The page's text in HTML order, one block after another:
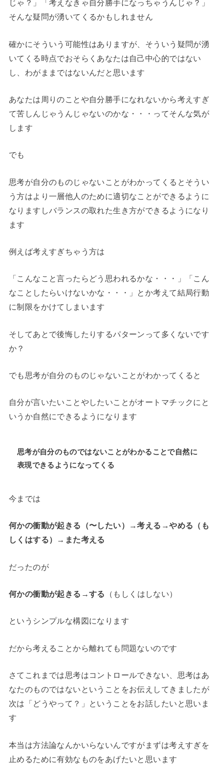
じゃ？」「考えなきゃ自分勝手になっちゃうんじゃ？」
そんな疑問が湧いてくるかもしれません
確かにそういう可能性はありますが、そういう疑問が湧
いてくる時点でおそらくあなたは自己中心的ではない
し、わがままではないんだと思います
あなたは周りのことや自分勝手になれないから考えすぎ
て苦しんじゃうんじゃないのかな・・・ってそんな気が
します
でも
思考が自分のものじゃないことがわかってくるとそうい
う方はより一層他人のために適切なことができるように
なりますしバランスの取れた生き方ができるようになり
ます
例えば考えすぎちゃう方は
「こんなこと言ったらどう思われるかな・・・」「こん
なことしたらいけないかな・・・」とか考えて結局行動
に制限をかけてしまいます
そしてあとで後悔したりするパターンって多くないです
か？
でも思考が自分のものじゃないことがわかってくると
自分が言いたいことやしたいことがオートマチックにと
いうか自然にできるようになります
思考が自分のものではないことがわかることで自然に
表現できるようになってくる
今までは
何かの衝動が起きる（〜したい）→考える→やめる（も
しくはする）→また考える
だったのが
何かの衝動が起きる→する （もしくはしない）
というシンプルな構図になります
だから考えることから離れても問題ないのです
さてこれまでは思考はコントロールできない、思考はあ
なたのものではないということをお伝えしてきましたが
次は「どうやって？」ということをお話したいと思いま
す
本当は方法論なんかいらないんですがまずは考えすぎを
止めるために有効なものをあげたいと思います